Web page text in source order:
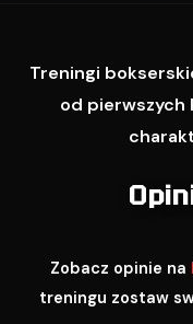
Treningi
od pierwszych
Zobacz opinie na
treningu zostaw